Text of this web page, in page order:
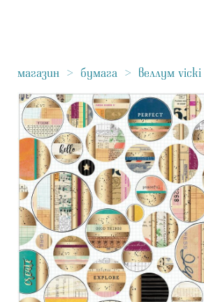
магазин > бумага > веллум